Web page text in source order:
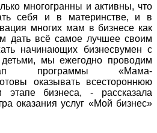
многогранны и активны, что
себя и в материнстве, и в
многих мам в бизнесе как
дать всё самое лучшее своим
начинающих бизнесвумен с
мы ежегодно проводим
программы «Мама-
оказывать всестороннюю
бизнеса, - рассказала
оказания услуг «Мой бизнес»